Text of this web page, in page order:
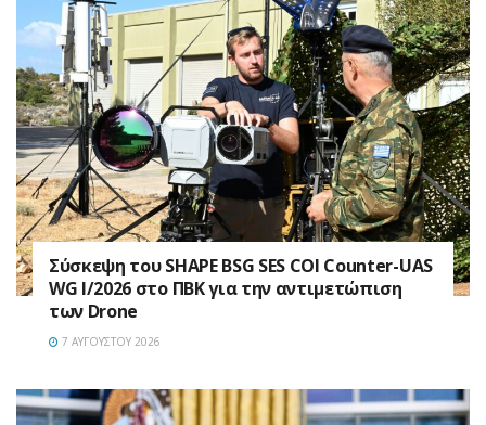
Σύσκεψη του SHAPE BSG SES COI Counter-UAS
WG I/2026 στο ΠΒΚ για την αντιμετώπιση
των Drone
7 ΑΥΓΟΎΣΤΟΥ 2026